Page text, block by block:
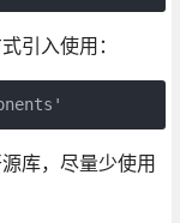
引入使用：
库，尽量少使用